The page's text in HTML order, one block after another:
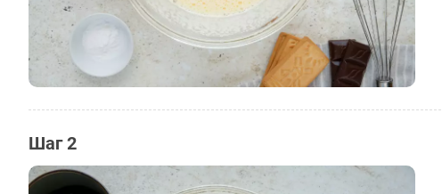
Шаг 2